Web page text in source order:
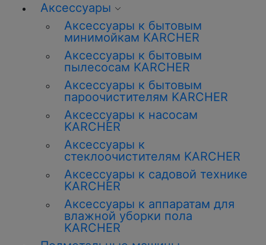
Аксессуары
Аксессуары к бытовым
минимойкам KARCHER
Аксессуары к бытовым
пылесосам KARCHER
Аксессуары к бытовым
пароочистителям KARCHER
Аксессуары к насосам
KARCHER
Аксессуары к
стеклоочистителям KARCHER
Аксессуары к садовой технике
KARCHER
Аксессуары к аппаратам для
влажной уборки пола
KARCHER